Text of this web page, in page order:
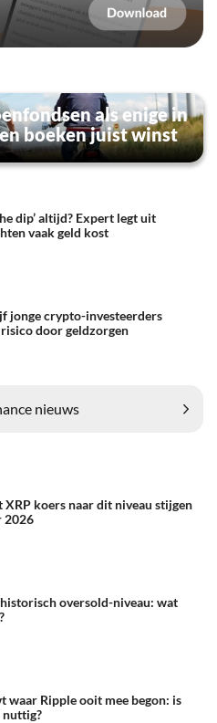
als enige in
boeken juist winst
dip’ altijd? Expert legt uit
vaak geld kost
jonge crypto-investeerders
door geldzorgen
nieuws
XRP koers naar dit niveau stijgen
2026
oversold-niveau: wat
waar Ripple ooit mee begon: is
nuttig?